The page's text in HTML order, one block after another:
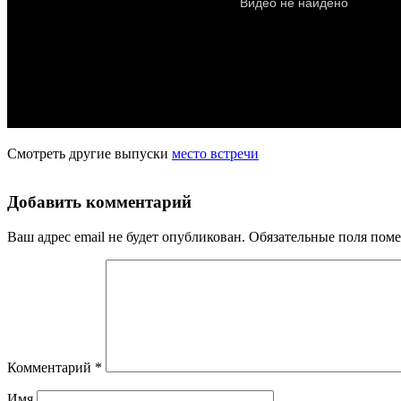
Смотреть другие выпуски место встречи
Добавить комментарий
Ваш адрес email не будет опубликован. Обязательные поля
Комментарий *